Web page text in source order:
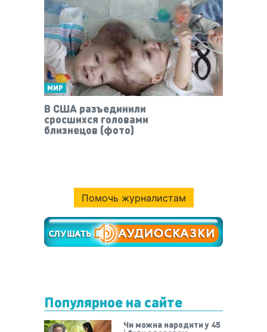
МИР
В США разъединили
сросшихся головами
близнецов (фото)
Помочь журналистам
Популярное на сайте
Чи можна народити у 45